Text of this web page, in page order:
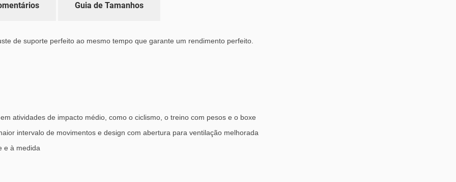
Guia de Tamanhos
de suporte perfeito ao mesmo tempo que garante um rendimento perfeito.
atividades de impacto médio, como o ciclismo, o treino com pesos e o boxe
intervalo de movimentos e design com abertura para ventilação melhorada
e à medida